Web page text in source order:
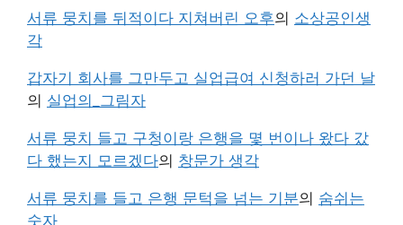
서류 뭉치를 뒤적이다 지쳐버린 오후의 소상공인생
각
갑자기 회사를 그만두고 실업급여 신청하러 가던 날
의 실업의_그림자
서류 뭉치 들고 구청이랑 은행을 몇 번이나 왔다 갔
다 했는지 모르겠다의 창문가 생각
서류 뭉치를 들고 은행 문턱을 넘는 기분의 숨쉬는
숫자